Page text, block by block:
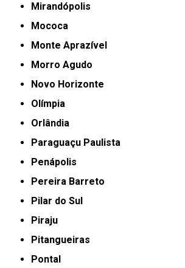
Mirandópolis
Mococa
Monte Aprazível
Morro Agudo
Novo Horizonte
Olímpia
Orlândia
Paraguaçu Paulista
Penápolis
Pereira Barreto
Pilar do Sul
Piraju
Pitangueiras
Pontal